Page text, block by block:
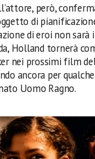
però,
di
di eroi non
Holland tornerà
nei prossimi film
ancora per
Uomo Ragno.